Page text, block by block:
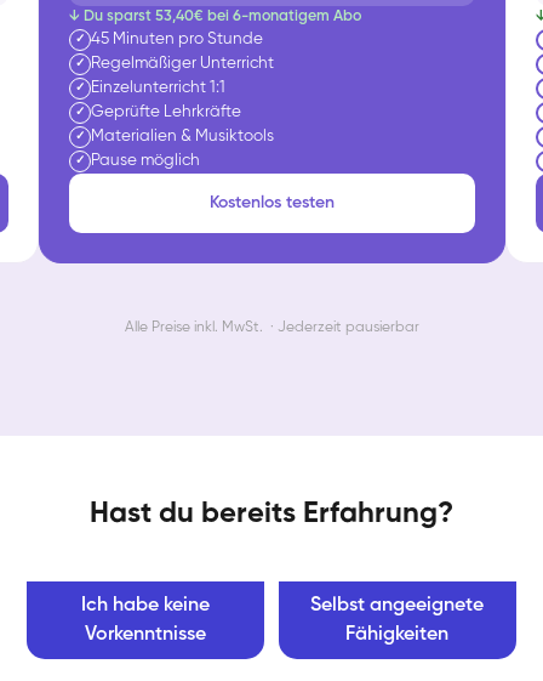
↓ Du sparst 53,40€ bei 6-monatigem Abo
✓ 45 Minuten pro Stunde
✓ Regelmäßiger Unterricht
✓ Einzelunterricht 1:1
✓ Geprüfte Lehrkräfte
✓ Materialien & Musiktools
✓ Pause möglich
Kostenlos testen
Alle Preise inkl. MwSt. · Jederzeit pausierbar
Hast du bereits Erfahrung?
Ich habe keine
Vorkenntnisse
Selbst angeeignete
Fähigkeiten